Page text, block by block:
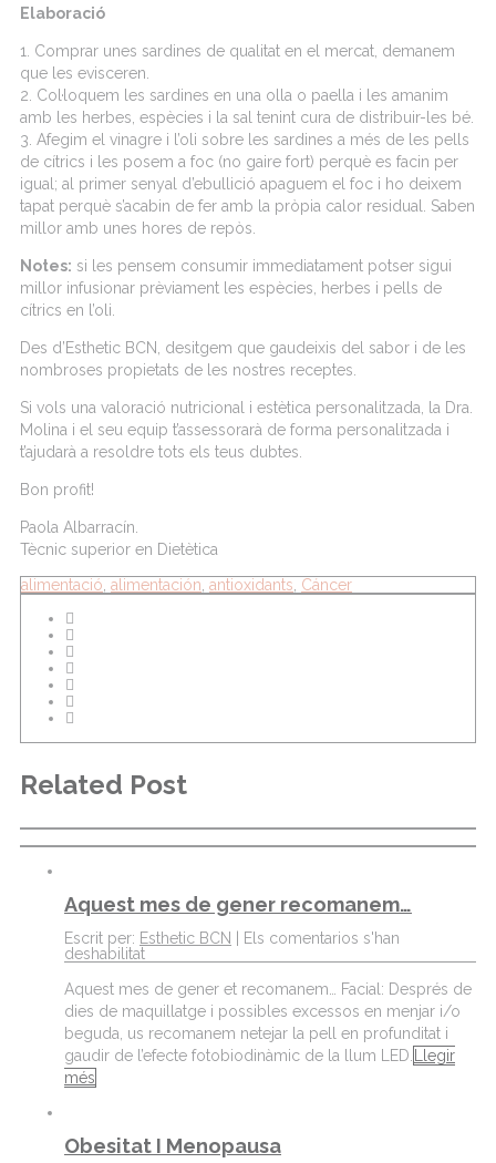
Elaboració
1. Comprar unes sardines de qualitat en el mercat, demanem
que les evisceren.
2. Col·loquem les sardines en una olla o paella i les amanim
amb les herbes, espècies i la sal tenint cura de distribuir-les bé.
3. Afegim el vinagre i l’oli sobre les sardines a més de les pells
de cítrics i les posem a foc (no gaire fort) perquè es facin per
igual; al primer senyal d’ebullició apaguem el foc i ho deixem
tapat perquè s’acabin de fer amb la pròpia calor residual. Saben
millor amb unes hores de repòs.
Notes: si les pensem consumir immediatament potser sigui
millor infusionar prèviament les espècies, herbes i pells de
cítrics en l’oli.
Des d’Esthetic BCN, desitgem que gaudeixis del sabor i de les
nombroses propietats de les nostres receptes.
Si vols una valoració nutricional i estètica personalitzada, la Dra.
Molina i el seu equip t’assessorarà de forma personalitzada i
t’ajudarà a resoldre tots els teus dubtes.
Bon profit!
Paola Albarracín.
Tècnic superior en Dietètica
alimentació alimentación antioxidants Cáncer
Related Post
Aquest mes de gener recomanem…
Escrit per: Esthetic BCN
Els comentarios s'han
deshabilitat
Aquest mes de gener et recomanem… Facial: Després de
dies de maquillatge i possibles excessos en menjar i/o
beguda, us recomanem netejar la pell en profunditat i
gaudir de l’efecte fotobiodinàmic de la llum LED. Llegir
més
Obesitat I Menopausa